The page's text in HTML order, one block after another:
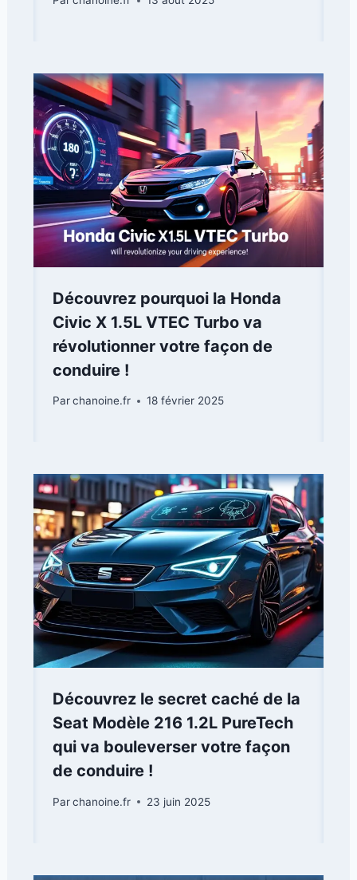
Découvrez pourquoi la Honda
Civic X 1.5L VTEC Turbo va
révolutionner votre façon de
conduire !
Parchanoine.fr 18 février 2025
Découvrez le secret caché de la
Seat Modèle 216 1.2L PureTech
qui va bouleverser votre façon
de conduire !
Parchanoine.fr 23 juin 2025